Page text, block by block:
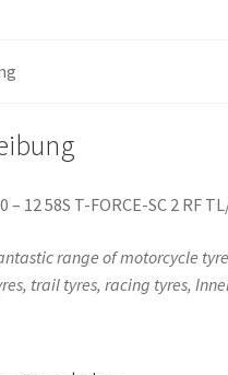
– 12 58S T-FORCE-SC 2 RF
range of motorcycle
trail tyres, racing tyres,